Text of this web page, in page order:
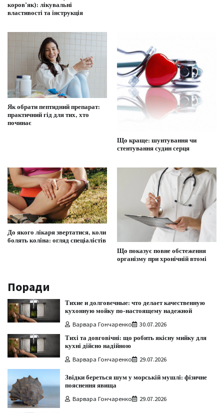
коров’як): лікувальні
властивості та інструкція
Як обрати пептидний препарат:
практичний гід для тих, хто
починає
Що краще: шунтування чи
стентування судин серця
До якого лікаря звертатися, коли
болять коліна: огляд спеціалістів
Що показує повне обстеження
організму при хронічній втомі
Поради
Тихие и долговечные: что делает качественную
кухонную мойку по-настоящему надежной
Варвара Гончаренко 30.07.2026
Тихі та довговічні: що робить якісну мийку для
кухні дійсно надійною
Варвара Гончаренко 29.07.2026
Звідки береться шум у морській мушлі: фізичне
пояснення явища
Варвара Гончаренко 29.07.2026